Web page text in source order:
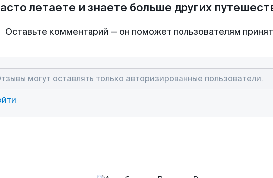
летаете и знаете больше других
Оставьте комментарий — он поможет пользователям